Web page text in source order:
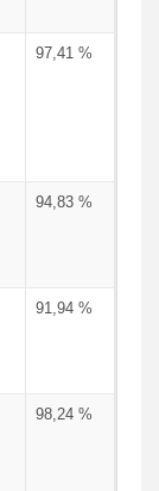
97,41 %
94,83 %
91,94 %
98,24 %